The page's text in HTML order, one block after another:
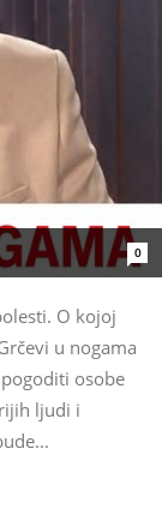
0
O kojoj
u nogama
osobe
ljudi i